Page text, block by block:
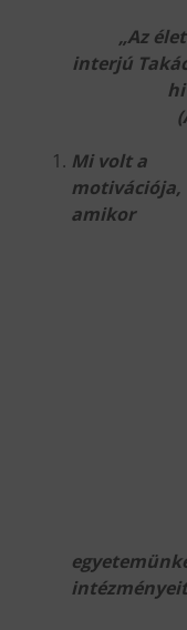
„Az
interjú
Mi volt a
motivációja,
amikor